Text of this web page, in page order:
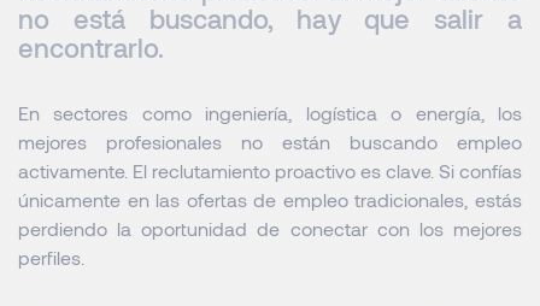
no está buscando, hay que salir a
encontrarlo.
En sectores como ingeniería, logística o energía, los
mejores profesionales no están buscando empleo
activamente. El reclutamiento proactivo es clave. Si confías
únicamente en las ofertas de empleo tradicionales, estás
perdiendo la oportunidad de conectar con los mejores
perfiles.